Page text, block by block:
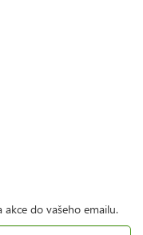
do vašeho emailu.